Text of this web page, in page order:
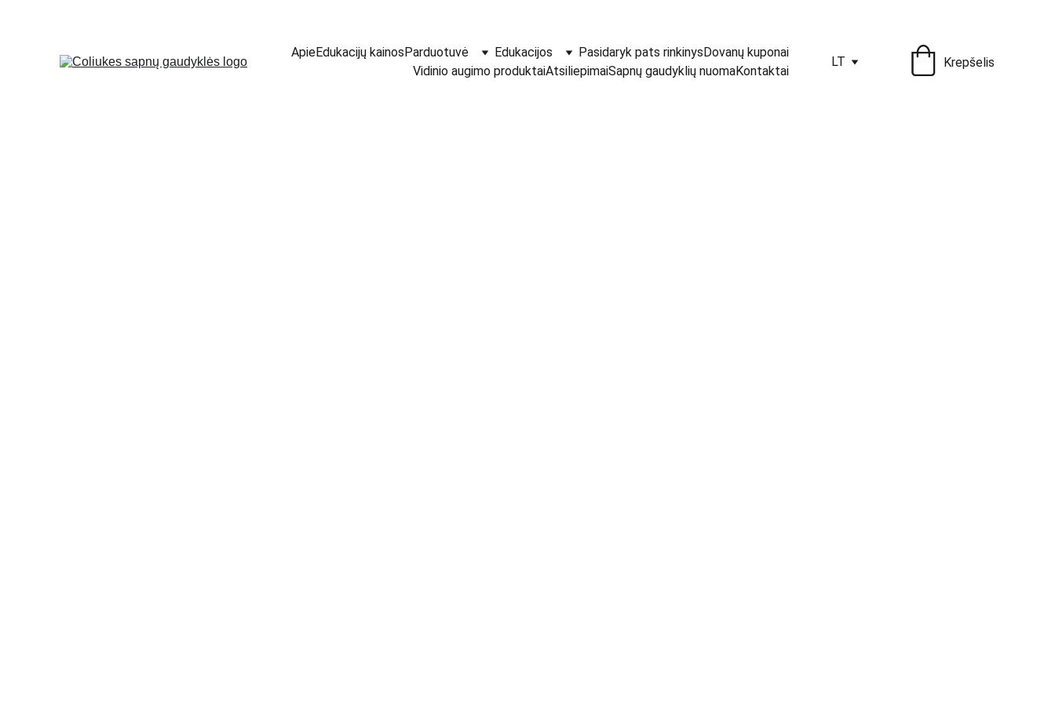
ApieEdukacijų kainosParduotuvė Edukacijos Pasidaryk pats rinkinysDovanų kuponai
Vidinio augimo produktaiAtsiliepimaiSapnų gaudyklių nuomaKontaktai
LT Krepšelis